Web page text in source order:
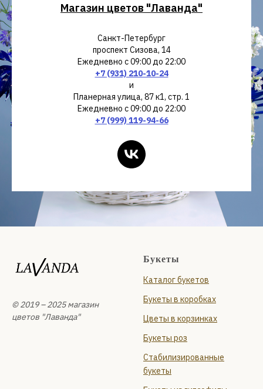
Магазин цветов "Лаванда"
Санкт-Петербург
проспект Сизова, 14
Ежедневно с 09:00 до 22:00
+7 (931) 210-10-24
и
Планерная улица, 87 к1, стр. 1
Ежедневно с 09:00 до 22:00
+7 (999) 119-94-66
© 2019 – 2025 магазин
цветов "Лаванда"
Букеты
Каталог букетов
Букеты в коробках
Цветы в корзинках
Букеты роз
Стабилизированные
букеты